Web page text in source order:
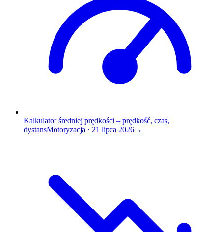
Kalkulator średniej prędkości – prędkość, czas,
dystansMotoryzacja · 21 lipca 2026→